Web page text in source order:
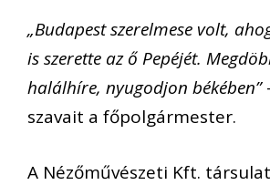
„Budapest szerelmese volt,
is szerette az ő Pepéjét.
halálhíre, nyugodjon békében”
szavait a főpolgármester.
A Nézőművészeti Kft.